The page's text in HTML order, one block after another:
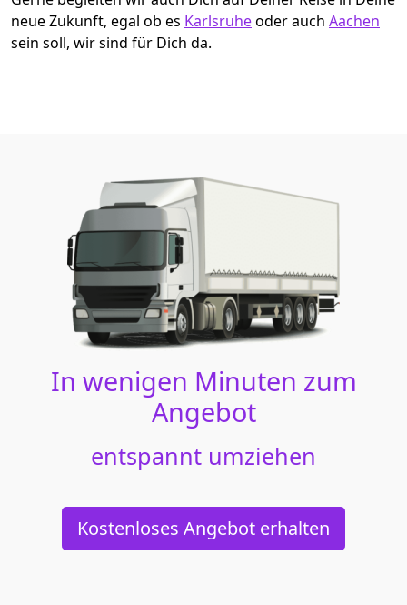
neue Zukunft, egal ob es Karlsruheoder auch Aachen
sein soll, wir sind für Dich da.
In wenigen Minuten zum
Angebot
entspannt umziehen
Kostenloses Angebot erhalten